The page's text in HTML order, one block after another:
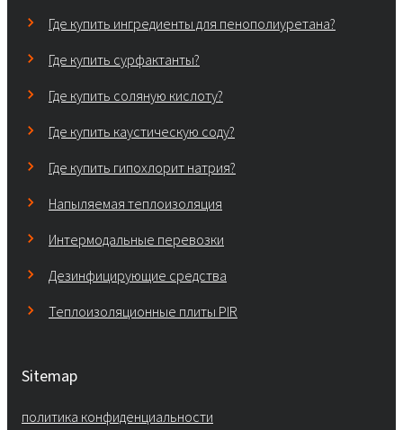
Где купить ингредиенты для пенополиуретана?
Где купить сурфактанты?
Где купить соляную кислоту?
Где купить каустическую соду?
Где купить гипохлорит натрия?
Напыляемая теплоизоляция
Интермодальные перевозки
Дезинфицирующие средства
Теплоизоляционные плиты PIR
Sitemap
политика конфиденциальности